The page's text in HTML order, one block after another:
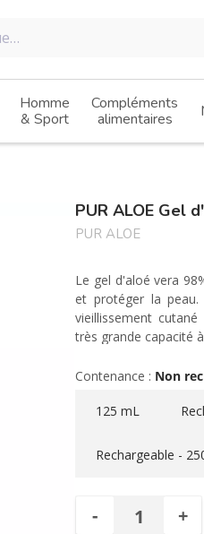
Homme
& Sport
Compléments
alimentaires
PUR ALOE Gel
PUR ALOE
Le gel d'aloé vera
et protéger la
vieillissement
très grande capacité
lors de gerçure au
Contenance : Non
125 mL
Rechargeable -
- +